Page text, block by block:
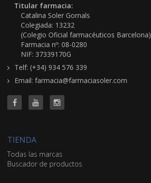
Titular farmacia:
Catalina Soler Gornals
Colegiada: 13232
(Colegio Oficial farmacéuticos Barcelona)
Farmacia nº: 08-0280
NIF: 37339170G
Telf: (+34) 934 576 339
Email: farmacia@farmaciasoler.com
TIENDA
Todas las marcas
Buscador de productos